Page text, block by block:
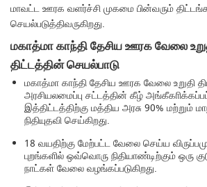
மாவட்ட ஊரக வளர்ச்சி முகமை பின்வரும்
செயல்படுத்திவருகிறது.
மகாத்மா காந்தி தேசிய ஊரக வேலை
திட்டத்தின் செயல்பாடு
மகாத்மா காந்தி தேசிய ஊரக வேலை உறுதி
அரசியலமைப்பு சட்டத்தின் கீழ்
இத்திட்டத்திற்கு மத்திய அரசு 90% மற்றும்
நிதியுதவி செய்கிறது.
18 வயதிற்கு மேற்பட்ட வேலை செய்ய
புறங்களில் ஒவ்வொரு நிதியாண்டிற்கும் ஒரு
நாட்கள் வேலை வழங்கப்படுகிறது.